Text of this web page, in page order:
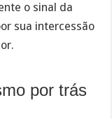
o sinal da
sua intercessão
por trás